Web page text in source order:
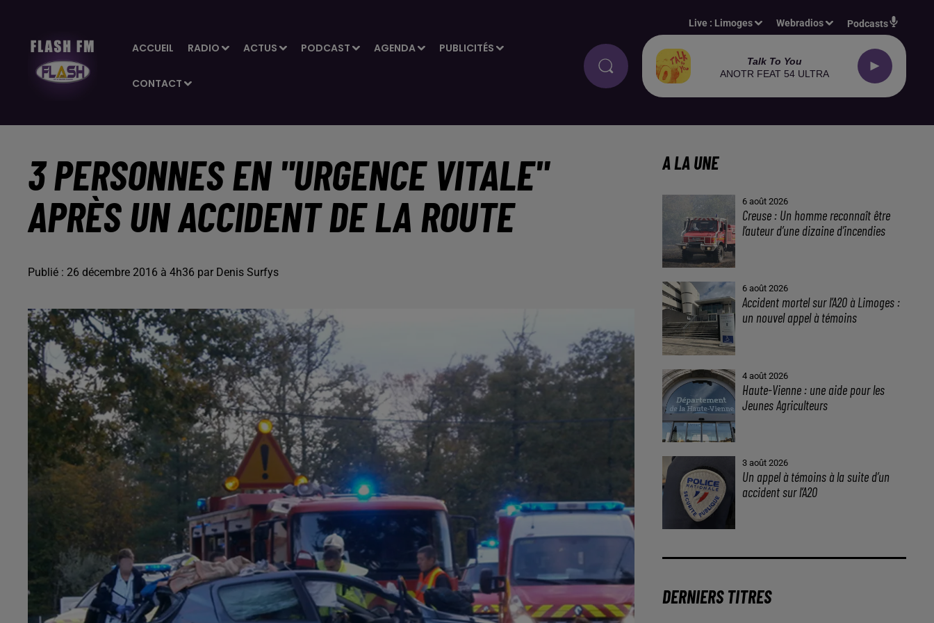
ACCUEIL RADIO ACTUS PODCAST AGENDA PUBLICITÉS
CONTACT
Live : Limoges Webradios Podcasts
Talk To You
ANOTR FEAT 54 ULTRA
3 PERSONNES EN "URGENCE VITALE"
APRÈS UN ACCIDENT DE LA ROUTE
Publié : 26 décembre 2016 à 4h36 par Denis Surfys
A LA UNE
6 août 2026
Creuse : Un homme reconnaît être
l’auteur d’une dizaine d’incendies
6 août 2026
Accident mortel sur l’A20 à Limoges :
un nouvel appel à témoins
4 août 2026
Haute-Vienne : une aide pour les
Jeunes Agriculteurs
3 août 2026
Un appel à témoins à la suite d’un
accident sur l’A20
DERNIERS TITRES